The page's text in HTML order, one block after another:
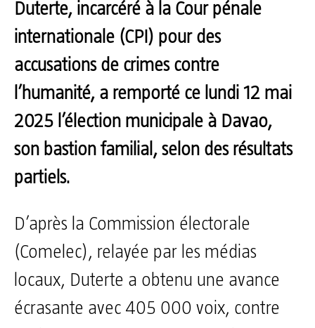
Duterte, incarcéré à la Cour pénale
internationale (CPI) pour des
accusations de crimes contre
l’humanité, a remporté ce lundi 12 mai
2025 l’élection municipale à Davao,
son bastion familial, selon des résultats
partiels.
D’après la Commission électorale
(Comelec), relayée par les médias
locaux, Duterte a obtenu une avance
écrasante avec 405 000 voix, contre